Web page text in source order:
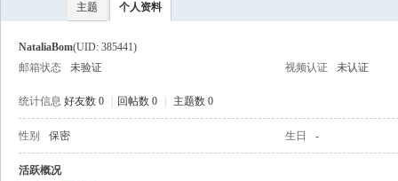
主题 个人资料
NataliaBom(UID: 385441)
邮箱状态
未验证 视频认证 未认证
统计信息 好友数 0 回帖数 0 主题数 0
性别 保密 生日 -
活跃概况